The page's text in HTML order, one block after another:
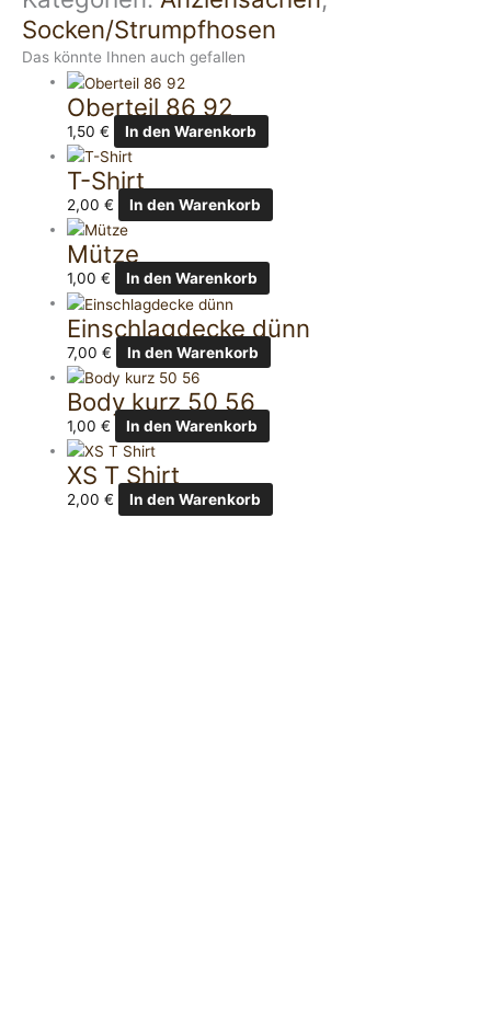
Socken/Strumpfhosen
Das könnte Ihnen auch gefallen
Oberteil 86 92
1,50€ In den Warenkorb
T-Shirt
2,00€ In den Warenkorb
Mütze
1,00€ In den Warenkorb
Einschlagdecke dünn
7,00€ In den Warenkorb
Body kurz 50 56
1,00€ In den Warenkorb
XS T Shirt
2,00€ In den Warenkorb